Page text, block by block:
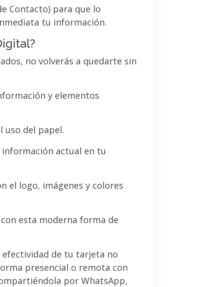
Contacto) para que lo
tu información.
no volverás a quedarte sin
y elementos
uso del papel.
actual en tu
el logo, imágenes y colores
esta moderna forma de
efectividad de tu tarjeta no
presencial o remota con
por WhatsApp,